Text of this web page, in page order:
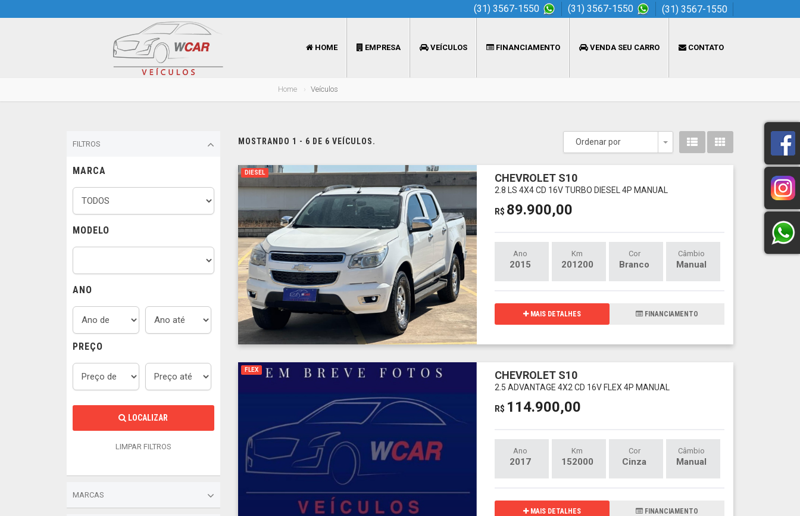
(31) 3567-1550 (31) 3567-1550 (31) 3567-1550
HOME EMPRESA VEÍCULOS FINANCIAMENTO VENDA SEU CARRO CONTATO
Home Veículos
FILTROS
MARCA
MODELO
ANO
PREÇO
LOCALIZAR
LIMPAR FILTROS
MARCAS
MOSTRANDO 1 - 6 DE 6 VEÍCULOS. Ordenar por
Toggle Dropdown
DIESEL CHEVROLET S10
2.8 LS 4X4 CD 16V TURBO DIESEL 4P MANUAL
R$ 89.900,00
Ano
2015
Km
201200
Cor
Branco
Câmbio
Manual
MAIS DETALHES FINANCIAMENTO
FLEX CHEVROLET S10
2.5 ADVANTAGE 4X2 CD 16V FLEX 4P MANUAL
R$ 114.900,00
Ano
2017
Km
152000
Cor
Cinza
Câmbio
Manual
MAIS DETALHES FINANCIAMENTO